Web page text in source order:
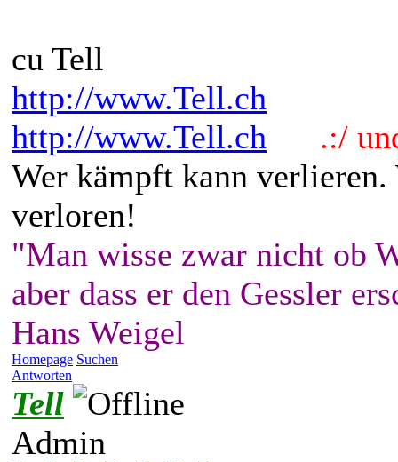
cu Tell
http://www.Tell.ch
http://www.Tell.ch
.:/
Wer kämpft kann
verloren!
"Man wisse zwar nicht ob
aber dass er den Gessler
Hans Weigel
Homepage Suchen
Antworten
Tell
Admin